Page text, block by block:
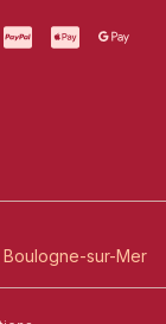
sur-Mer